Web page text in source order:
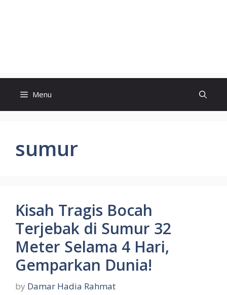
Menu
sumur
Kisah Tragis Bocah
Terjebak di Sumur 32
Meter Selama 4 Hari,
Gemparkan Dunia!
by Damar Hadia Rahmat